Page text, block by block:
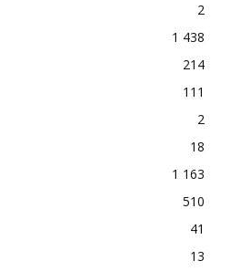
2
1 438
214
111
2
18
1 163
510
41
13